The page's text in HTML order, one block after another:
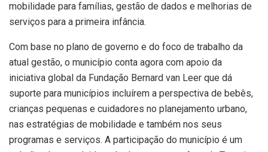
mobilidade para famílias, gestão de dados e melhorias de
serviços para a primeira infância.
Com base no plano de governo e do foco de trabalho da
atual gestão, o município conta agora com apoio da
iniciativa global da Fundação Bernard van Leer que dá
suporte para municípios incluírem a perspectiva de bebês,
crianças pequenas e cuidadores no planejamento urbano,
nas estratégias de mobilidade e também nos seus
programas e serviços. A participação do município é um